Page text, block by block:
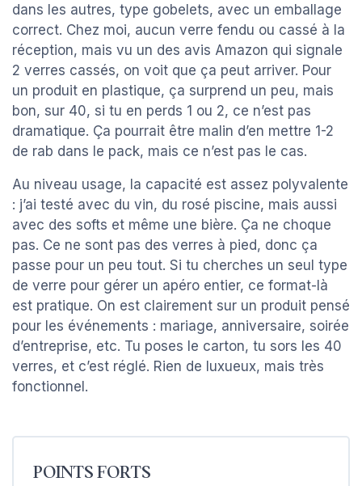
dans les autres, type gobelets, avec un emballage
correct. Chez moi, aucun verre fendu ou cassé à la
réception, mais vu un des avis Amazon qui signale
2 verres cassés, on voit que ça peut arriver. Pour
un produit en plastique, ça surprend un peu, mais
bon, sur 40, si tu en perds 1 ou 2, ce n’est pas
dramatique. Ça pourrait être malin d’en mettre 1-2
de rab dans le pack, mais ce n’est pas le cas.
Au niveau usage, la capacité est assez polyvalente
: j’ai testé avec du vin, du rosé piscine, mais aussi
avec des softs et même une bière. Ça ne choque
pas. Ce ne sont pas des verres à pied, donc ça
passe pour un peu tout. Si tu cherches un seul type
de verre pour gérer un apéro entier, ce format-là
est pratique. On est clairement sur un produit pensé
pour les événements : mariage, anniversaire, soirée
d’entreprise, etc. Tu poses le carton, tu sors les 40
verres, et c’est réglé. Rien de luxueux, mais très
fonctionnel.
POINTS FORTS